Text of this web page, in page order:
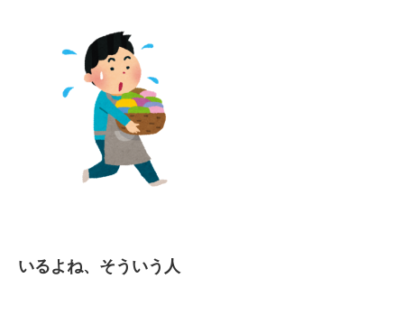
いるよね、そういう人